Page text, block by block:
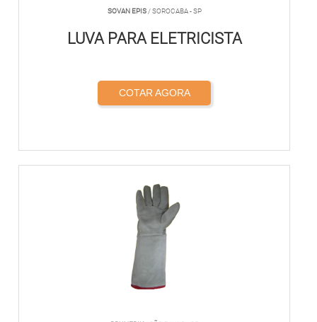
SOVAN EPIS/ SOROCABA - SP
LUVA PARA ELETRICISTA
COTAR AGORA